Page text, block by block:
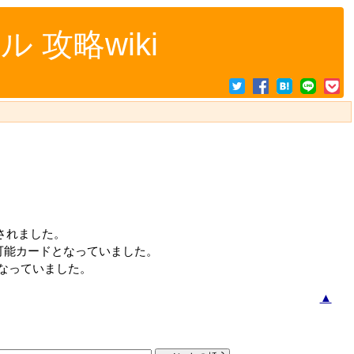
攻略wiki
れました。
カードとなっていました。
ていました。
▲